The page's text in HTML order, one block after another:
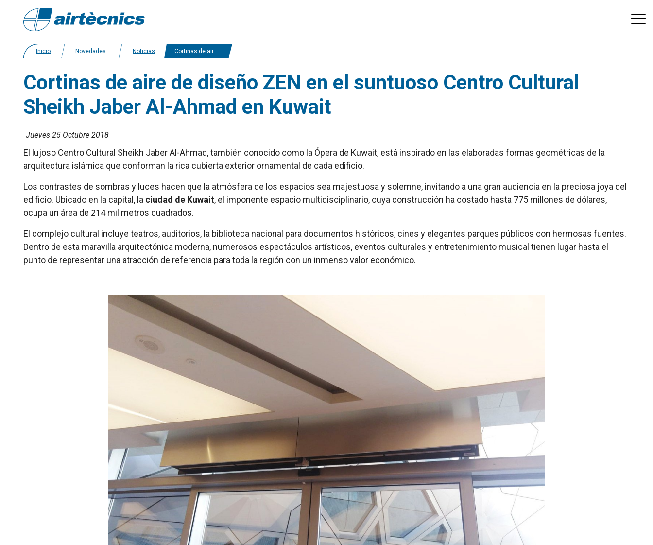
Inicio Novedades Noticias Cortinas de aire de diseño ZEN en el suntuoso Centro Cultural Sheikh Jaber Al-Ahmad en Kuwait
Cortinas de aire de diseño ZEN en el suntuoso Centro Cultural
Sheikh Jaber Al-Ahmad en Kuwait
Jueves 25 Octubre 2018
El lujoso Centro Cultural Sheikh Jaber Al-Ahmad, también conocido como la Ópera de Kuwait, está inspirado en las elaboradas formas geométricas de la
arquitectura islámica que conforman la rica cubierta exterior ornamental de cada edificio.
Los contrastes de sombras y luces hacen que la atmósfera de los espacios sea majestuosa y solemne, invitando a una gran audiencia en la preciosa joya del
edificio. Ubicado en la capital, la ciudad de Kuwait, el imponente espacio multidisciplinario, cuya construcción ha costado hasta 775 millones de dólares,
ocupa un área de 214 mil metros cuadrados.
El complejo cultural incluye teatros, auditorios, la biblioteca nacional para documentos históricos, cines y elegantes parques públicos con hermosas fuentes.
Dentro de esta maravilla arquitectónica moderna, numerosos espectáculos artísticos, eventos culturales y entretenimiento musical tienen lugar hasta el
punto de representar una atracción de referencia para toda la región con un inmenso valor económico.